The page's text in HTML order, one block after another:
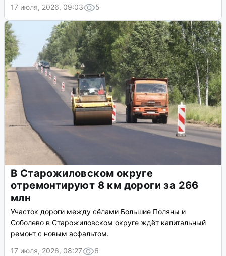
17 июля, 2026, 09:03
5
В Старожиловском округе
отремонтируют 8 км дороги за 266
млн
Участок дороги между сёлами Большие Поляны и
Соболево в Старожиловском округе ждёт капитальный
ремонт с новым асфальтом.
17 июля, 2026, 08:27
6